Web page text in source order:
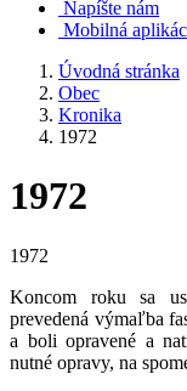
Napíšte nám
Mobilná
Úvodná stránka
Obec
Kronika
1972
1972
1972
Koncom roku sa
prevedená výmaľba
a boli opravené a
nutné opravy, na